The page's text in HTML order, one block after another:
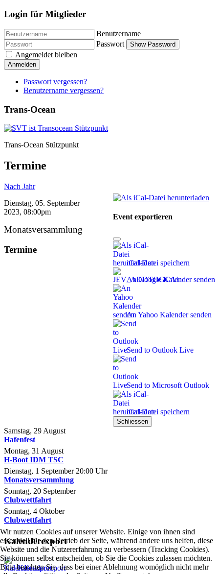
Login für Mitglieder
Benutzername
Passwort
Show Password
Angemeldet bleiben
Anmelden
Passwort vergessen?
Benutzername vergessen?
Trans-Ocean
Trans-Ocean Stützpunkt
Termine
Nach Jahr
Event exportieren
iCal-Datei speichern
An Google Kalender senden
An Yahoo Kalender senden
Send to Outlook Live
Send to Microsoft Outlook
iCal-Datei speichern
Schliessen
Dienstag, 05. September
2023, 08:00pm
Monatsversammlung
Termine
Samstag, 29 August
Hafenfest
Montag, 31 August
H-Boot IDM TSC
Dienstag, 1 September 20:00 Uhr
Monatsversammlung
Sonntag, 20 September
Clubwettfahrt
Sonntag, 4 Oktober
Clubwettfahrt
Kalenderexport
Kalenderexport
Wir nutzen Cookies auf unserer Website. Einige von ihnen sind
essenziell für den Betrieb der Seite, während andere uns helfen, diese
Website und die Nutzererfahrung zu verbessern (Tracking Cookies).
Sie können selbst entscheiden, ob Sie die Cookies zulassen möchten.
Bitte beachten Sie, dass bei einer Ablehnung womöglich nicht mehr